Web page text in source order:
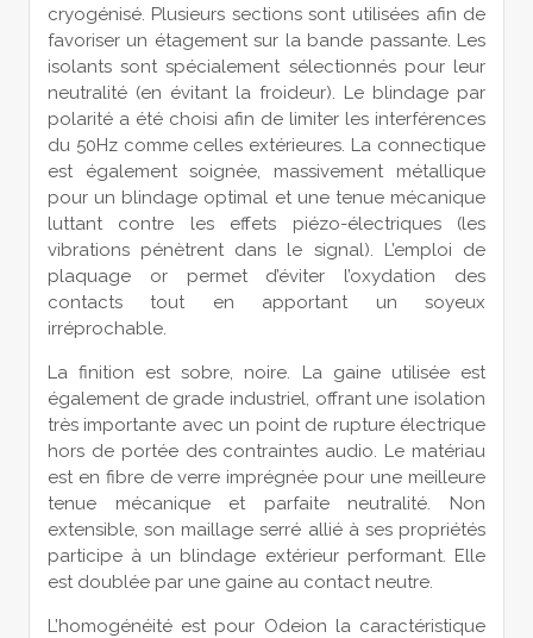
cryogénisé. Plusieurs sections sont utilisées afin de
favoriser un étagement sur la bande passante. Les
isolants sont spécialement sélectionnés pour leur
neutralité (en évitant la froideur). Le blindage par
polarité a été choisi afin de limiter les interférences
du 50Hz comme celles extérieures. La connectique
est également soignée, massivement métallique
pour un blindage optimal et une tenue mécanique
luttant contre les effets piézo-électriques (les
vibrations pénètrent dans le signal). L’emploi de
plaquage or permet d’éviter l’oxydation des
contacts tout en apportant un soyeux
irréprochable.
La finition est sobre, noire. La gaine utilisée est
également de grade industriel, offrant une isolation
très importante avec un point de rupture électrique
hors de portée des contraintes audio. Le matériau
est en fibre de verre imprégnée pour une meilleure
tenue mécanique et parfaite neutralité. Non
extensible, son maillage serré allié à ses propriétés
participe à un blindage extérieur performant. Elle
est doublée par une gaine au contact neutre.
L’homogénéité est pour Odeion la caractéristique